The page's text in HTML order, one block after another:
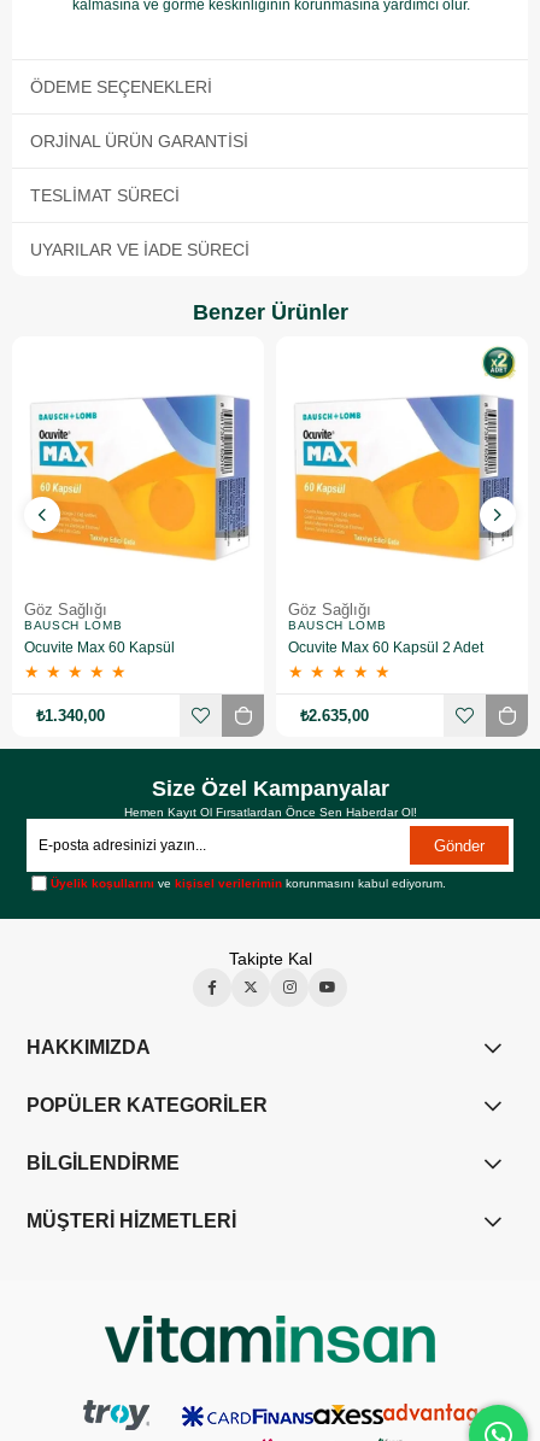
kalmasına ve görme keskinliğinin korunmasına yardımcı olur.
ÖDEME SEÇENEKLERI
ORJINAL ÜRÜN GARANTISI
TESLIMAT SÜRECI
UYARILAR VE İADE SÜRECI
Benzer Ürünler
Göz Sağlığı
BAUSCH LOMB
Ocuvite Max 60 Kapsül
★ ★ ★ ★ ★
₺1.340,00
Göz Sağlığı
BAUSCH LOMB
Ocuvite Max 60 Kapsül 2 Adet
★ ★ ★ ★ ★
₺2.635,00
Size Özel Kampanyalar
Hemen Kayıt Ol Fırsatlardan Önce Sen Haberdar Ol!
Gönder
Üyelik koşullarını vekişisel verilerimin korunmasını kabul ediyorum.
Takipte Kal
HAKKIMIZDA
POPÜLER KATEGORİLER
BİLGİLENDİRME
MÜŞTERİ HİZMETLERİ